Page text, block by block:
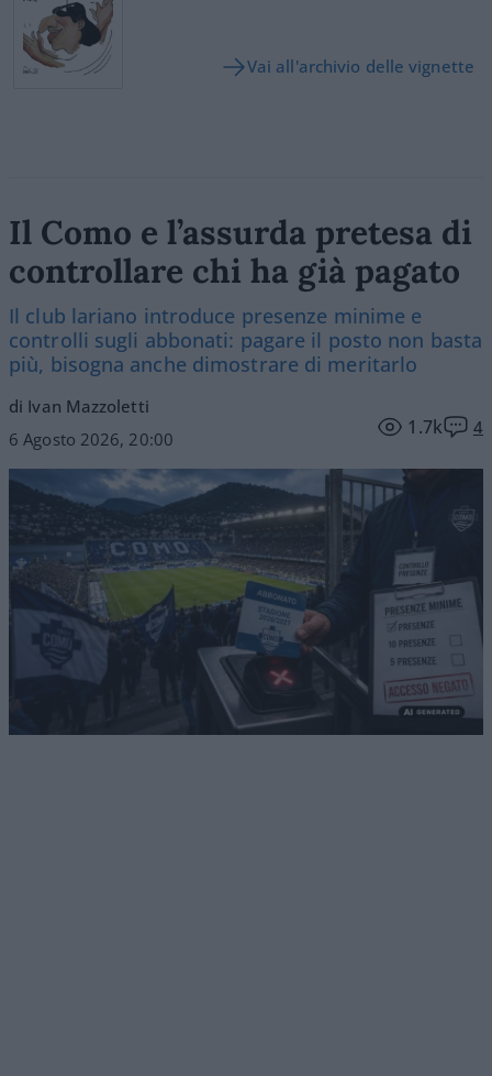
Vai all'archivio delle vignette
Il Como e l’assurda pretesa di
controllare chi ha già pagato
Il club lariano introduce presenze minime e
controlli sugli abbonati: pagare il posto non basta
più, bisogna anche dimostrare di meritarlo
di Ivan Mazzoletti
6 Agosto 2026, 20:00
1.7k 4